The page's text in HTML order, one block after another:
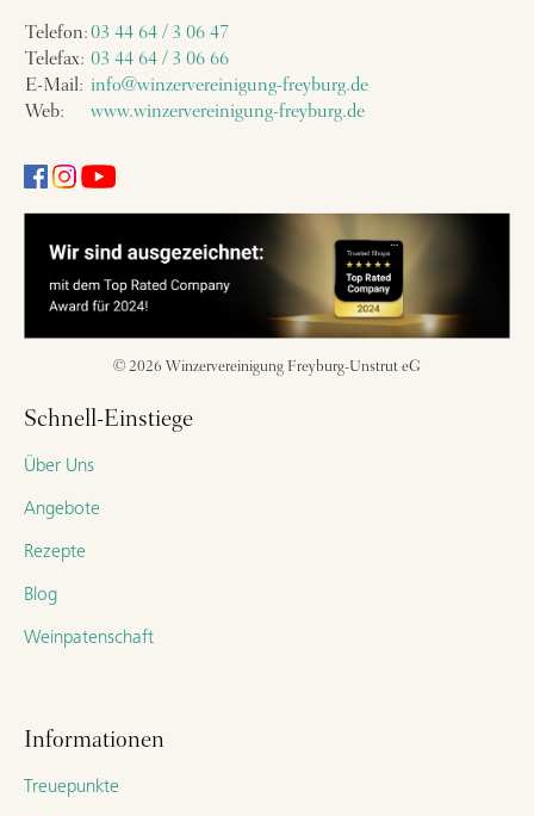
Telefon:03 44 64 / 3 06 47
Telefax: 03 44 64 / 3 06 66
E-Mail: info@winzervereinigung-freyburg.de
Web:
www.winzervereinigung-freyburg.de
© 2026 Winzervereinigung Freyburg-Unstrut eG
Schnell-Einstiege
Über Uns
Angebote
Rezepte
Blog
Weinpatenschaft
Informationen
Treuepunkte